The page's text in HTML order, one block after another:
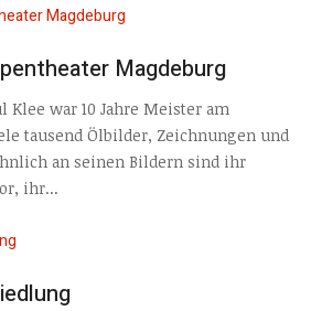
Magdeburg
Klee war 10 Jahre Meister am
tausend Ölbilder, Zeichnungen und
an seinen Bildern sind ihr
ihr...